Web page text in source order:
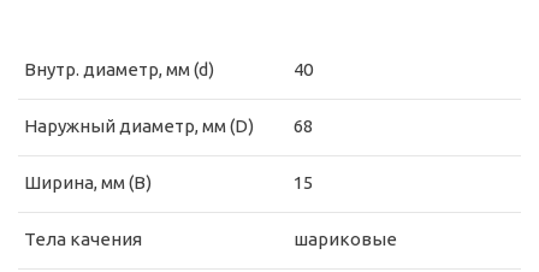
Внутр. диаметр, мм (d) 40
Наружный диаметр, мм (D) 68
Ширина, мм (B) 15
Тела качения шариковые